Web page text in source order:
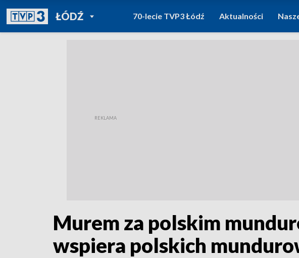
ŁÓDŹPOWRÓT DO
TVP REGIONY
70-lecie TVP3 Łódź Aktualności
Murem za polskim
wspiera polskich